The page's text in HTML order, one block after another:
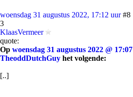
woensdag 31 augustus 2022, 17:12 uur #8
3
KlaasVermeer
quote:
Op woensdag 31 augustus 2022 @ 17:07
TheoddDutchGuy het volgende:
[..]